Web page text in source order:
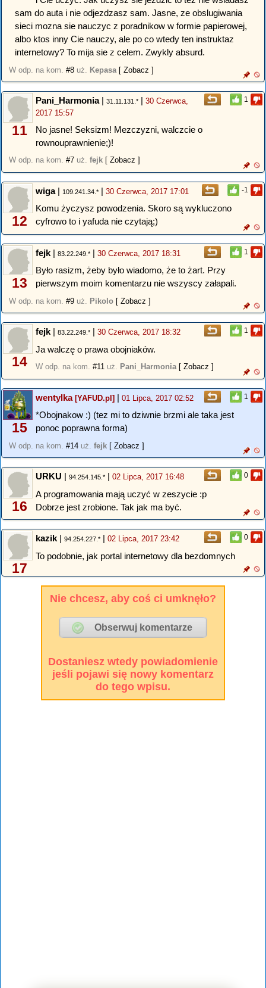
sam do auta i nie odjezdzasz sam. Jasne, ze obslugiwania
sieci mozna sie nauczyc z poradnikow w formie papierowej,
albo ktos inny Cie nauczy, ale po co wtedy ten instruktaz
internetowy? To mija sie z celem. Zwykly absurd.
W odp. na kom. #8 uż. Kepasa [ Zobacz ]
1
11
Pani_Harmonia| 31.11.131.* | 30 Czerwca,
2017 15:57
No jasne! Seksizm! Mezczyzni, walczcie o
rownouprawnienie;)!
W odp. na kom. #7 uż. fejk [ Zobacz ]
-1
12
wiga| 109.241.34.* | 30 Czerwca, 2017 17:01
Komu życzysz powodzenia. Skoro są wykluczono
cyfrowo to i yafuda nie czytają;)
1
13
fejk | 83.22.249.* | 30 Czerwca, 2017 18:31
Było rasizm, żeby było wiadomo, że to żart. Przy
pierwszym moim komentarzu nie wszyscy załapali.
W odp. na kom. #9 uż. Pikolo [ Zobacz ]
1
14
fejk | 83.22.249.* | 30 Czerwca, 2017 18:32
Ja walczę o prawa obojniaków.
W odp. na kom. #11 uż. Pani_Harmonia [ Zobacz ]
1
15
wentylka[YAFUD.pl] | 01 Lipca, 2017 02:52
*Obojnakow :) (tez mi to dziwnie brzmi ale taka jest
ponoc poprawna forma)
W odp. na kom. #14 uż. fejk [ Zobacz ]
0
16
URKU | 94.254.145.* | 02 Lipca, 2017 16:48
A programowania mają uczyć w zeszycie :p
Dobrze jest zrobione. Tak jak ma być.
0
17
kazik | 94.254.227.* | 02 Lipca, 2017 23:42
To podobnie, jak portal internetowy dla bezdomnych
Nie chcesz, aby coś ci umknęło?
Dostaniesz wtedy powiadomienie
jeśli pojawi się nowy komentarz
do tego wpisu.